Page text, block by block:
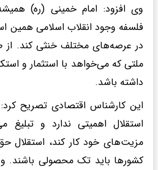
وی افزود: امام خمینی (ره)
فلسفه وجود انقلاب اسلامی
در عرصه‌های مختلف خنثی کند. از
ملتی که می‌خواهد با استثمار و
داشته باشد.
این کارشناس اقتصادی تصریح
استقلال اهمیتی ندارد و
مزیت‌های خود کار کند، استقلال
کشورها باید تک محصولی باشند.